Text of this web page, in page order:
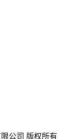
公司 版权所有